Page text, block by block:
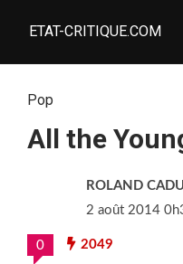
ETAT-CRITIQUE.COM
Pop
All the
ROLAND
2 août 2014
0 2049